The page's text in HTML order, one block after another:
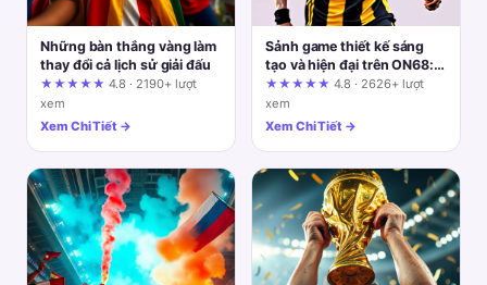
Những bàn thắng vàng làm
thay đổi cả lịch sử giải đấu
★★★★★ 4.8 · 2190+ lượt
xem
Xem Chi Tiết →
Sảnh game thiết kế sáng
tạo và hiện đại trên ON68:
cách đánh giá theo độ khó,
nhịp chơi và rủi ro vốn
★★★★★ 4.8 · 2626+ lượt
xem
Xem Chi Tiết →